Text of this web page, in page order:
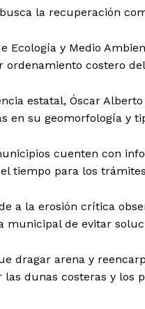
SUSCRÍBETE
la recuperación
Ecología y Medio
ordenamiento costero
estatal, Óscar
en su geomorfología y
cuenten con
tiempo para los
a la erosión crítica
municipal de evitar
dragar arena y
dunas costeras y los